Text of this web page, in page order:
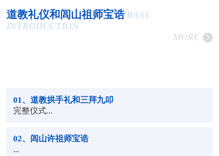
道教礼仪和闾山祖师宝诰 BASE
INTRODUCTION
MORE
01 、道教拱手礼和三拜九叩
完整仪式...
02、闾山许祖师宝诰
...